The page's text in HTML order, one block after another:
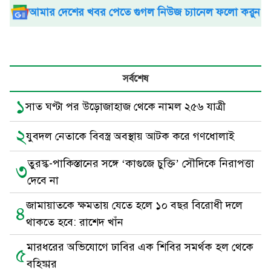
আমার দেশের খবর পেতে গুগল নিউজ চ্যানেল ফলো করুন
সর্বশেষ
১সাত ঘণ্টা পর উড়োজাহাজ থেকে নামল ২৫৬ যাত্রী
২যুবদল নেতাকে বিবস্ত্র অবস্থায় আটক করে গণধোলাই
৩তুরস্ক-পাকিস্তানের সঙ্গে ‘কাগুজে চুক্তি’ সৌদিকে নিরাপত্তা
দেবে না
৪জামায়াতকে ক্ষমতায় যেতে হলে ১০ বছর বিরোধী দলে
থাকতে হবে: রাশেদ খাঁন
৫মারধরের অভিযোগে ঢাবির এক শিবির সমর্থক হল থেকে
বহিষ্কার